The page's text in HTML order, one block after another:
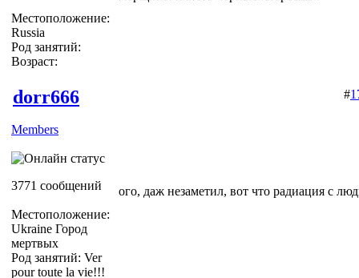
Местоположение:
Russia
Род занятий:
Возраст:
dorr666
Members
3771 сообщений
Местоположение:
Ukraine Город
мертвых
Род занятий: Ver
pour toute la vie!!!
#
ого, даж незаметил, вот что радиация с